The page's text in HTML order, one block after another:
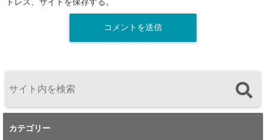
ドレス、サイトを保存する。
カテゴリー